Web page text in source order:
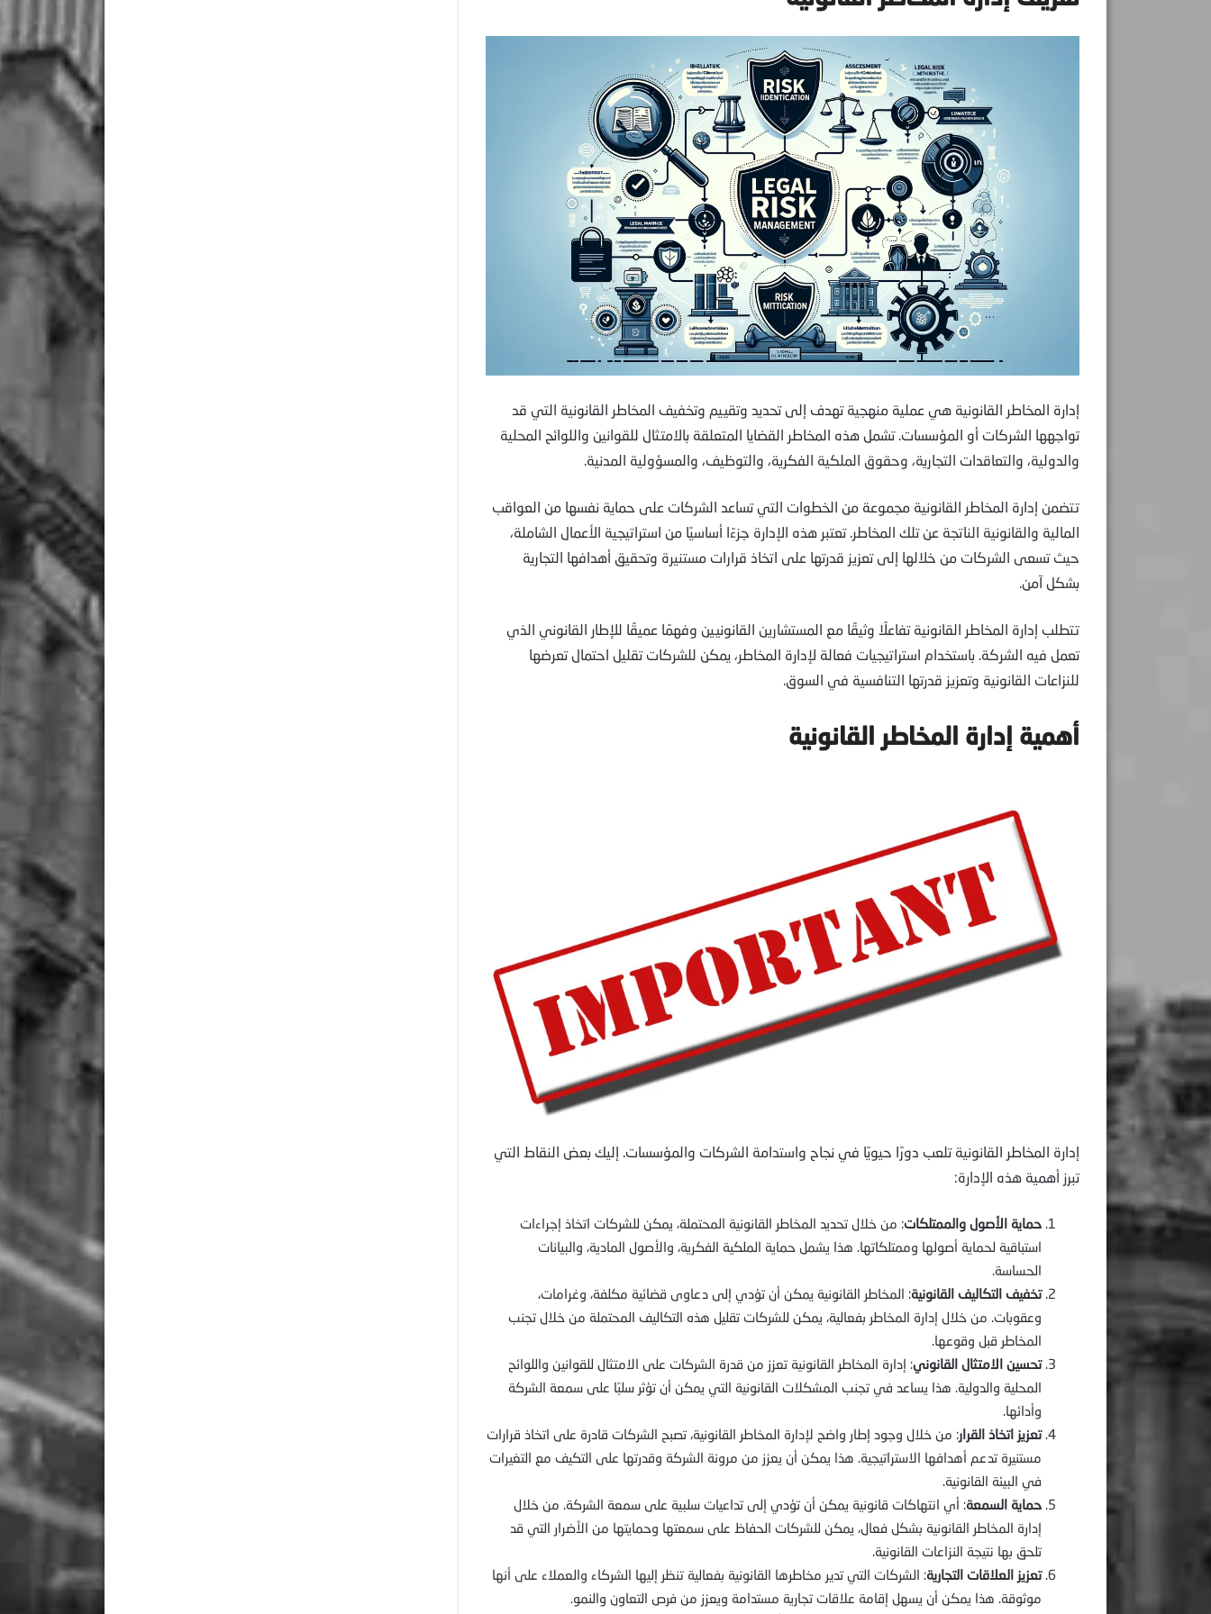
إدارة المخاطر القانونية هي عملية منهجية تهدف إلى تحديد وتقييم وتخفيف المخاطر القانونية التي قد
تواجهها الشركات أو المؤسسات. تشمل هذه المخاطر القضايا المتعلقة بالامتثال للقوانين واللوائح المحلية
والدولية، والتعاقدات التجارية، وحقوق الملكية الفكرية، والتوظيف، والمسؤولية المدنية.
تتضمن إدارة المخاطر القانونية مجموعة من الخطوات التي تساعد الشركات على حماية نفسها من العواقب
المالية والقانونية الناتجة عن تلك المخاطر. تعتبر هذه الإدارة جزءًا أساسيًا من استراتيجية الأعمال الشاملة،
حيث تسعى الشركات من خلالها إلى تعزيز قدرتها على اتخاذ قرارات مستنيرة وتحقيق أهدافها التجارية
بشكل آمن.
تتطلب إدارة المخاطر القانونية تفاعلًا وثيقًا مع المستشارين القانونيين وفهمًا عميقًا للإطار القانوني الذي
تعمل فيه الشركة. باستخدام استراتيجيات فعالة لإدارة المخاطر، يمكن للشركات تقليل احتمال تعرضها
للنزاعات القانونية وتعزيز قدرتها التنافسية في السوق.
أهمية إدارة المخاطر القانونية
إدارة المخاطر القانونية تلعب دورًا حيويًا في نجاح واستدامة الشركات والمؤسسات. إليك بعض النقاط التي
تبرز أهمية هذه الإدارة:
حماية الأصول والممتلكات: من خلال تحديد المخاطر القانونية المحتملة، يمكن للشركات اتخاذ إجراءات
استباقية لحماية أصولها وممتلكاتها. هذا يشمل حماية الملكية الفكرية، والأصول المادية، والبيانات
الحساسة.
تخفيف التكاليف القانونية: المخاطر القانونية يمكن أن تؤدي إلى دعاوى قضائية مكلفة، وغرامات،
وعقوبات. من خلال إدارة المخاطر بفعالية، يمكن للشركات تقليل هذه التكاليف المحتملة من خلال تجنب
المخاطر قبل وقوعها.
تحسين الامتثال القانوني: إدارة المخاطر القانونية تعزز من قدرة الشركات على الامتثال للقوانين واللوائح
المحلية والدولية. هذا يساعد في تجنب المشكلات القانونية التي يمكن أن تؤثر سلبًا على سمعة الشركة
وأدائها.
تعزيز اتخاذ القرار: من خلال وجود إطار واضح لإدارة المخاطر القانونية، تصبح الشركات قادرة على اتخاذ قرارات
مستنيرة تدعم أهدافها الاستراتيجية. هذا يمكن أن يعزز من مرونة الشركة وقدرتها على التكيف مع التغيرات
في البيئة القانونية.
حماية السمعة: أي انتهاكات قانونية يمكن أن تؤدي إلى تداعيات سلبية على سمعة الشركة. من خلال
إدارة المخاطر القانونية بشكل فعال، يمكن للشركات الحفاظ على سمعتها وحمايتها من الأضرار التي قد
تلحق بها نتيجة النزاعات القانونية.
تعزيز العلاقات التجارية: الشركات التي تدير مخاطرها القانونية بفعالية تنظر إليها الشركاء والعملاء على أنها
موثوقة. هذا يمكن أن يسهل إقامة علاقات تجارية مستدامة ويعزز من فرص التعاون والنمو.